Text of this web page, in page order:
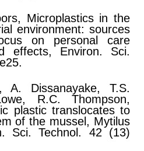
Microplastics in the
environment: sources
on personal care
effects, Environ. Sci.
A. Dissanayake, T.S.
R.C. Thompson,
plastic translocates to
of the mussel, Mytilus
Sci. Technol. 42 (13)